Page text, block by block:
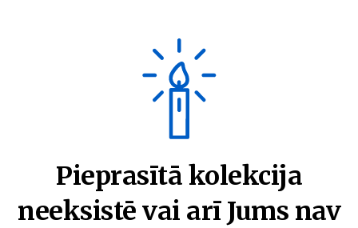
Pieprasītā kolekcija
neeksistē vai arī Jums nav